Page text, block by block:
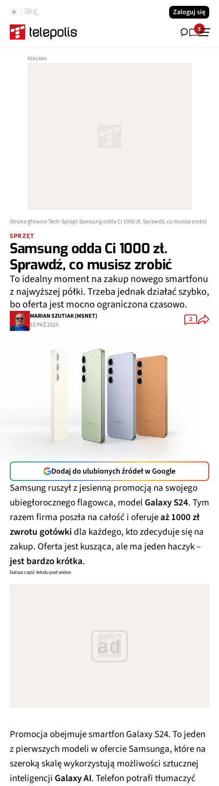
Zaloguj się
9
Strona główna Tech Sprzęt Samsung odda Ci 1000 zł. Sprawdź, co musisz zrobić
SPRZĘT
Samsung odda Ci 1000 zł.
Sprawdź, co musisz zrobić
To idealny moment na zakup nowego smartfonu
z najwyższej półki. Trzeba jednak działać szybko,
bo oferta jest mocno ograniczona czasowo.
MARIAN SZUTIAK (MSNET)
10 PAŹ 2025
2
Dodaj do ulubionych źródeł w Google
Samsung ruszył z jesienną promocją na swojego
ubiegłorocznego flagowca, model Galaxy S24. Tym
razem firma poszła na całość i oferujeaż 1000 zł
zwrotu gotówki dla każdego, kto zdecyduje się na
zakup. Oferta jest kusząca, ale ma jeden haczyk –
jest bardzo krótka.
Dalsza część tekstu pod wideo
ad
Promocja obejmuje smartfon Galaxy S24. To jeden
z pierwszych modeli w ofercie Samsunga, które na
szeroką skalę wykorzystują możliwości sztucznej
inteligencji Galaxy AI. Telefon potrafi tłumaczyć